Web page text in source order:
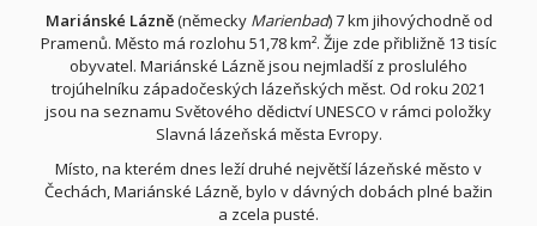
Mariánské Lázně(německy Marienbad)7 km jihovýchodně od
Pramenů. Město má rozlohu 51,78 km². Žije zde přibližně 13 tisíc
obyvatel. Mariánské Lázně jsou nejmladší z proslulého
trojúhelníku západočeských lázeňských měst. Od roku 2021
jsou na seznamu Světového dědictví UNESCO v rámci položky
Slavná lázeňská města Evropy.
Místo, na kterém dnes leží druhé největší lázeňské město v
Čechách , Mariánské Lázně, bylo v dávných dobách plné bažin
a zcela pusté.